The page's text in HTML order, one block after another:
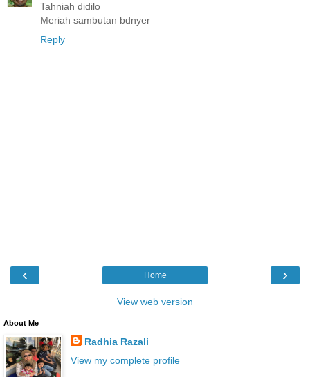
Tahniah didilo
Meriah sambutan bdnyer
Reply
‹ ›
Home
View web version
About Me
Radhia Razali
View my complete profile